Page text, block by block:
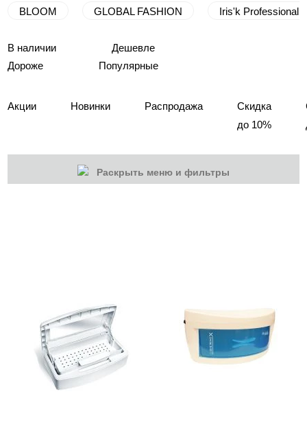
BLOOM GLOBAL FASHION Iris'k Professional
В наличии
Дешевле
Дороже
Популярные
Акции Новинки Распродажа
Скидка
до 10%
Раскрыть меню и фильтры
Мебель для салонов
Оборудование
Аппараты Global Fashion